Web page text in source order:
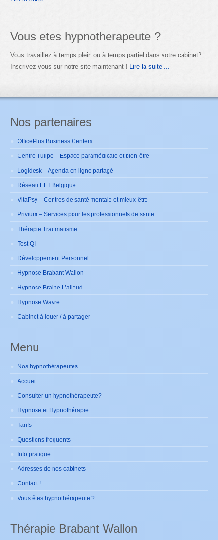
Vous etes hypnotherapeute ?
Vous travaillez à temps plein ou à temps partiel dans votre cabinet?
Inscrivez vous sur notre site maintenant ! Lire la suite ...
Nos partenaires
OfficePlus Business Centers
Centre Tulipe – Espace paramédicale et bien-être
Logidesk – Agenda en ligne partagé
Réseau EFT Belgique
VitaPsy – Centres de santé mentale et mieux-être
Privium – Services pour les professionnels de santé
Thérapie Traumatisme
Test QI
Développement Personnel
Hypnose Brabant Wallon
Hypnose Braine L’alleud
Hypnose Wavre
Cabinet à louer / à partager
Menu
Nos hypnothérapeutes
Accueil
Consulter un hypnothérapeute?
Hypnose et Hypnothérapie
Tarifs
Questions frequents
Info pratique
Adresses de nos cabinets
Contact !
Vous êtes hypnothérapeute ?
Thérapie Brabant Wallon